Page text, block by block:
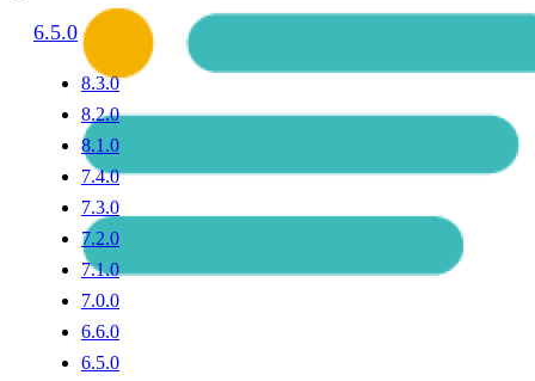
6.5.0
8.3.0
8.2.0
8.1.0
7.4.0
7.3.0
7.2.0
7.1.0
7.0.0
6.6.0
6.5.0